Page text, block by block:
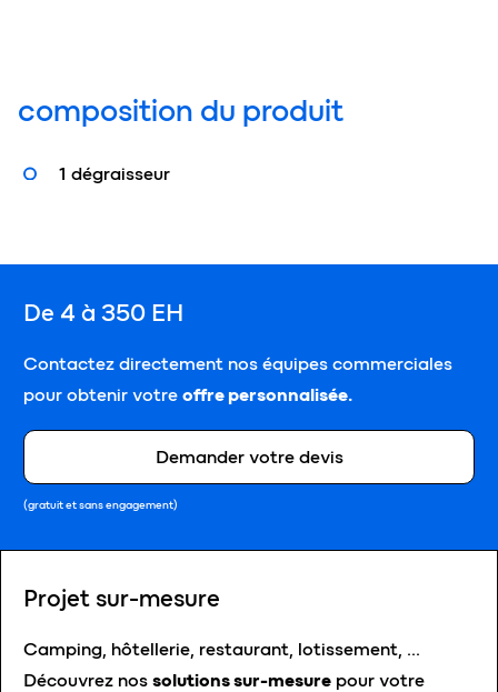
composition du produit
1 dégraisseur
De 4 à 350 EH
Contactez directement nos équipes commerciales
pour obtenir votre offre personnalisée.
Demander votre devis
(gratuit et sans engagement)
Projet sur-mesure
Camping, hôtellerie, restaurant, lotissement, …
Découvrez nos solutions sur-mesure pour votre